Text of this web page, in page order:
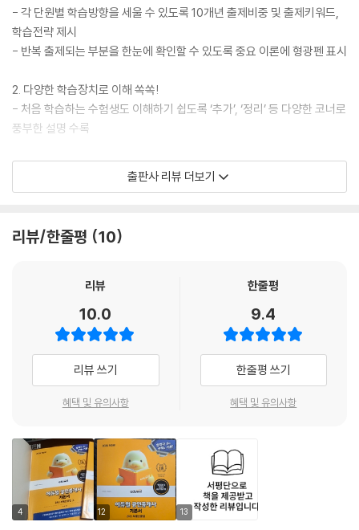
제1절 비용부담
제2절 도시개발채권
제1절 보칙
제2절 벌칙
CHAPTER 01 총칙
CHAPTER 02 기본계획 수립 및 정비구역 지정
제2절 정비계획의 입안
제4절 정비구역에서의 행위제한
제5절 정비구역등의 해제
CHAPTER 03 정비사업
제1절 정비사업의 시행방법
제3절 조합설립추진위원회 및 조합
제4절 사업시행계획
제5절 정비사업 시행을 위한 조치
제6절 정비사업 시행절차
제7절 공사완료에 따른 조치
- 각 단원별 학습방향을 세울 수 있도록 10개년 출제비중 및 출제키워드,
학습전략 제시
- 반복 출제되는 부분을 한눈에 확인할 수 있도록 중요 이론에 형광펜 표시
2. 다양한 학습장치로 이해 쏙쏙!
- 처음 학습하는 수험생도 이해하기 쉽도록 ‘추가’, ‘정리’ 등 다양한 코너로
풍부한 설명 수록
3. 최신기출문제로 이론 완벽 점검!
학습한 이론을 점검하고, 최신출제경향도 자연스럽게 확인할 수 있도록 2
[특별제공 혜택]
1. 계획적인 학습으로 실력 쌓기! 모두 합격 플래너 PDF
3. 기본서 3회독 플래너 (교재 내 제공)
출판사 리뷰 더보기
리뷰/한줄평 10
리뷰
10.0
리뷰 쓰기
혜택 및 유의사항
한줄평
9.4
한줄평 쓰기
혜택 및 유의사항
4 12 13